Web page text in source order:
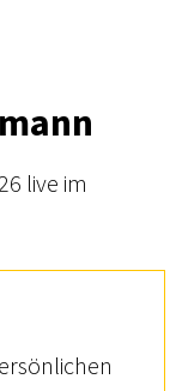
live im